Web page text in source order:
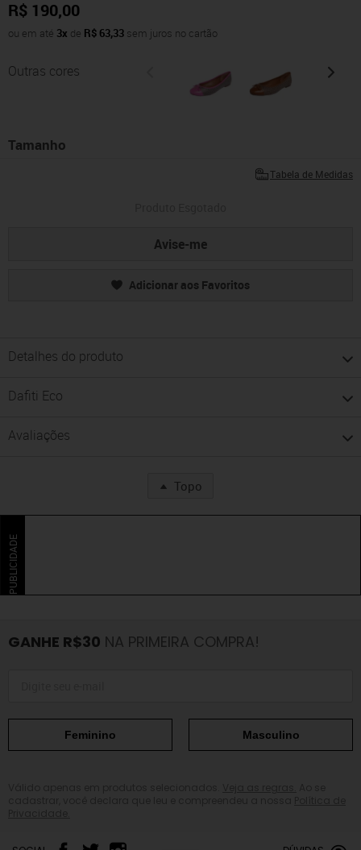
R$ 190,00
ou em até 3x de R$ 63,33 sem juros no cartão
Outras cores
Tamanho
Tabela de Medidas
Avise-me
Adicionar aos Favoritos
Detalhes do produto
Dafiti Eco
Avaliações
Topo
PUBLICIDADE
GANHE R$30 NA PRIMEIRA COMPRA!
Feminino Masculino